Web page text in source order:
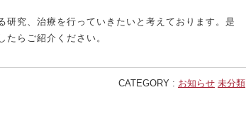
究、治療を行っていきたいと考えております。是
らご紹介ください。
CATEGORY : お知らせ 未分類